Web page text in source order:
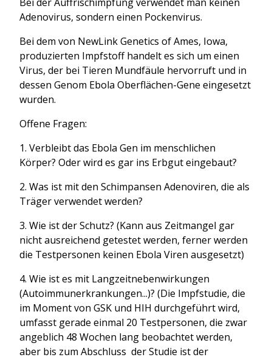
Adenovirus, sondern einen Pockenvirus.
Bei dem von NewLink Genetics of Ames, Iowa,
produzierten Impfstoff handelt es sich um einen
Virus, der bei Tieren Mundfäule hervorruft und in
dessen Genom Ebola Oberflächen-Gene eingesetzt
wurden.
Offene Fragen:
1. Verbleibt das Ebola Gen im menschlichen
Körper? Oder wird es gar ins Erbgut eingebaut?
2. Was ist mit den Schimpansen Adenoviren, die als
Träger verwendet werden?
3. Wie ist der Schutz? (Kann aus Zeitmangel gar
nicht ausreichend getestet werden, ferner werden
die Testpersonen keinen Ebola Viren ausgesetzt)
4. Wie ist es mit Langzeitnebenwirkungen
(Autoimmunerkrankungen...)? (Die Impfstudie, die
im Moment von GSK und HIH durchgeführt wird,
umfasst gerade einmal 20 Testpersonen, die zwar
angeblich 48 Wochen lang beobachtet werden,
aber bis zum Abschluss der Studie ist der